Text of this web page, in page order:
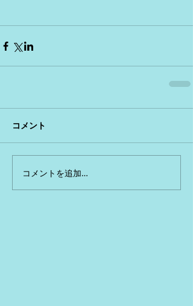
コメント
コメントを追加…